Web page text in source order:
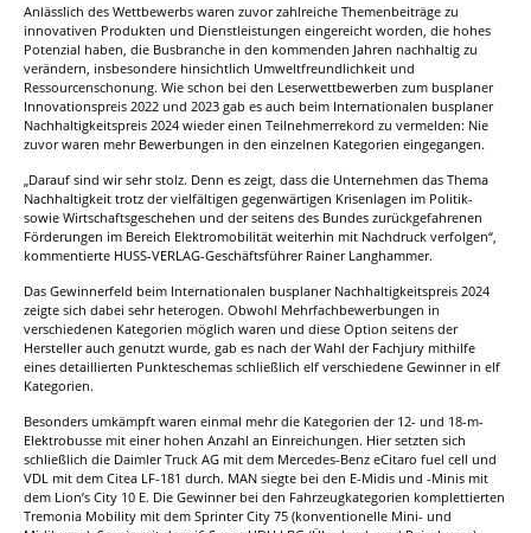
Anlässlich des Wettbewerbs waren zuvor zahlreiche Themenbeiträge zu
innovativen Produkten und Dienstleistungen eingereicht worden, die hohes
Potenzial haben, die Busbranche in den kommenden Jahren nachhaltig zu
verändern, insbesondere hinsichtlich Umweltfreundlichkeit und
Ressourcenschonung. Wie schon bei den Leserwettbewerben zum busplaner
Innovationspreis 2022 und 2023 gab es auch beim Internationalen busplaner
Nachhaltigkeitspreis 2024 wieder einen Teilnehmerrekord zu vermelden: Nie
zuvor waren mehr Bewerbungen in den einzelnen Kategorien eingegangen.
„Darauf sind wir sehr stolz. Denn es zeigt, dass die Unternehmen das Thema
Nachhaltigkeit trotz der vielfältigen gegenwärtigen Krisenlagen im Politik-
sowie Wirtschaftsgeschehen und der seitens des Bundes zurückgefahrenen
Förderungen im Bereich Elektromobilität weiterhin mit Nachdruck verfolgen“,
kommentierte HUSS-VERLAG-Geschäftsführer Rainer Langhammer.
Das Gewinnerfeld beim Internationalen busplaner Nachhaltigkeitspreis 2024
zeigte sich dabei sehr heterogen. Obwohl Mehrfachbewerbungen in
verschiedenen Kategorien möglich waren und diese Option seitens der
Hersteller auch genutzt wurde, gab es nach der Wahl der Fachjury mithilfe
eines detaillierten Punkteschemas schließlich elf verschiedene Gewinner in elf
Kategorien.
Besonders umkämpft waren einmal mehr die Kategorien der 12- und 18-m-
Elektrobusse mit einer hohen Anzahl an Einreichungen. Hier setzten sich
schließlich die Daimler Truck AG mit dem Mercedes-Benz eCitaro fuel cell und
VDL mit dem Citea LF-181 durch. MAN siegte bei den E-Midis und -Minis mit
dem Lion’s City 10 E. Die Gewinner bei den Fahrzeugkategorien komplettierten
Tremonia Mobility mit dem Sprinter City 75 (konventionelle Mini- und